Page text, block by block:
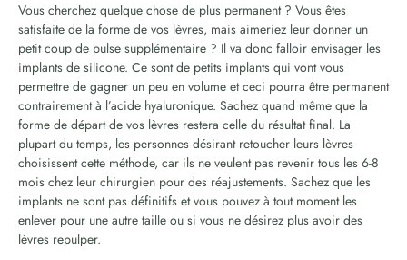
Vous cherchez quelque chose de plus permanent ? Vous êtes
satisfaite de la forme de vos lèvres, mais aimeriez leur donner un
petit coup de pulse supplémentaire ? Il va donc falloir envisager les
implants de silicone. Ce sont de petits implants qui vont vous
permettre de gagner un peu en volume et ceci pourra être permanent
contrairement à l’acide hyaluronique. Sachez quand même que la
forme de départ de vos lèvres restera celle du résultat final. La
plupart du temps, les personnes désirant retoucher leurs lèvres
choisissent cette méthode, car ils ne veulent pas revenir tous les 6-8
mois chez leur chirurgien pour des réajustements. Sachez que les
implants ne sont pas définitifs et vous pouvez à tout moment les
enlever pour une autre taille ou si vous ne désirez plus avoir des
lèvres repulper.